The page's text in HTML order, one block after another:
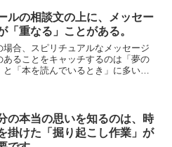
ルの相談文の上に、メッセー
「重なる」ことがある。
場合、スピリチュアルなメッセージ
あることをキャッチするのは「夢の
と「本を読んでいるとき」に多い、
の本当の思いを知るのは、時
掛けた「掘り起こし作業」が